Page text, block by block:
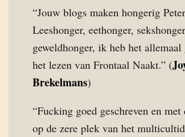
“Jouw blogs maken hongerig
Leeshonger, eethonger,
geweldhonger, ik heb het allemaal
het lezen van Frontaal Naakt.” (
Brekelmans)
“Fucking goed geschreven en
op de zere plek van het